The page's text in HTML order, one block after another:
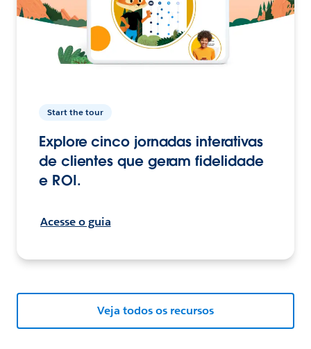
Start the tour
Explore cinco jornadas interativas
de clientes que geram fidelidade
e ROI.
Acesse o guia
Veja todos os recursos